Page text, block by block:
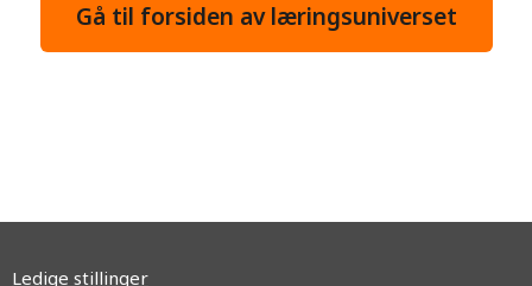
Gå til forsiden av læringsuniverset
Ledige stillinger